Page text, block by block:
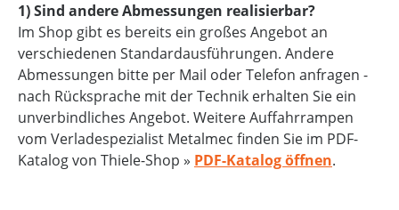
1) Sind andere Abmessungen realisierbar?
Im Shop gibt es bereits ein großes Angebot an
verschiedenen Standardausführungen. Andere
Abmessungen bitte per Mail oder Telefon anfragen -
nach Rücksprache mit der Technik erhalten Sie ein
unverbindliches Angebot. Weitere Auffahrrampen
vom Verladespezialist Metalmec finden Sie im PDF-
Katalog von Thiele-Shop » PDF-Katalog öffnen.